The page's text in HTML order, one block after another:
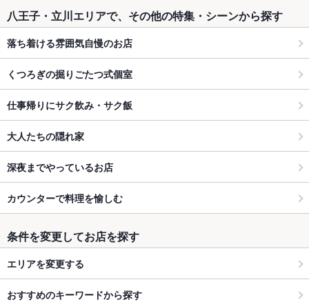
八王子・立川エリアで、その他の特集・シーンから探す
落ち着ける雰囲気自慢のお店
くつろぎの掘りごたつ式個室
仕事帰りにサク飲み・サク飯
大人たちの隠れ家
深夜までやっているお店
カウンターで料理を愉しむ
条件を変更してお店を探す
エリアを変更する
おすすめのキーワードから探す